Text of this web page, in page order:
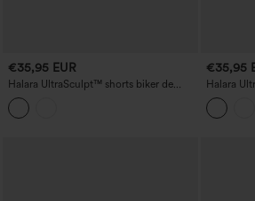
€35,95 EUR
Halara UltraSculpt™ shorts biker de
entrenamiento con estampado
camuflaje, cintura alta con control de
abdomen, 5'' con bolsillos
€35,95
Halara
yoga
banda
enrolle),